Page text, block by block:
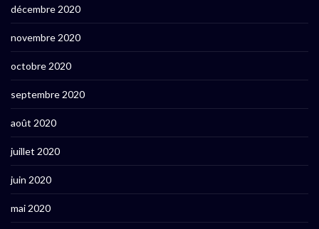
décembre 2020
novembre 2020
octobre 2020
septembre 2020
août 2020
juillet 2020
juin 2020
mai 2020